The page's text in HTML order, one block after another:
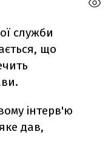
служби
що
інтерв'ю
дав,